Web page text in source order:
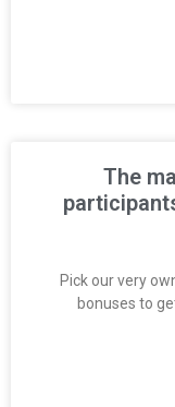
The
Pick our very
bonuses to